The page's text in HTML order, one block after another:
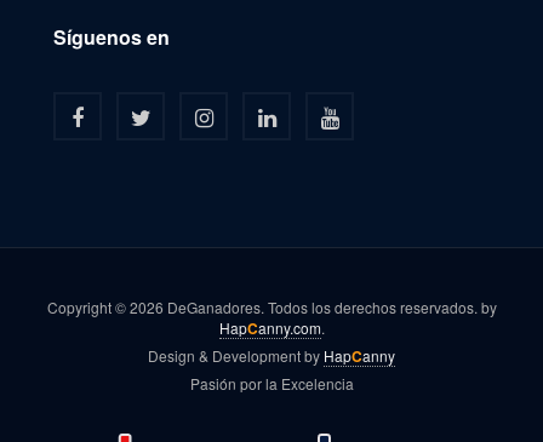
Síguenos en
Copyright © 2026 DeGanadores. Todos los derechos reservados. by
HapCanny.com.
Design & Development by HapCanny
Pasión por la Excelencia